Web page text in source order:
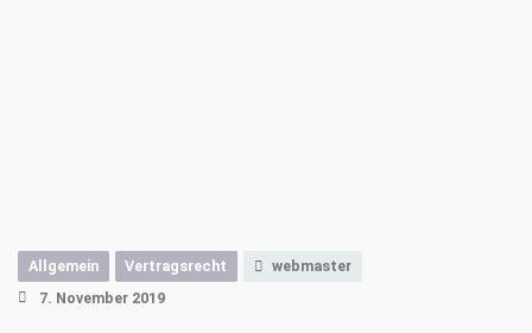
Allgemein Vertragsrecht
webmaster
7. November 2019